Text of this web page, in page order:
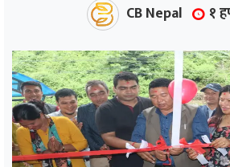
CB Nepal १